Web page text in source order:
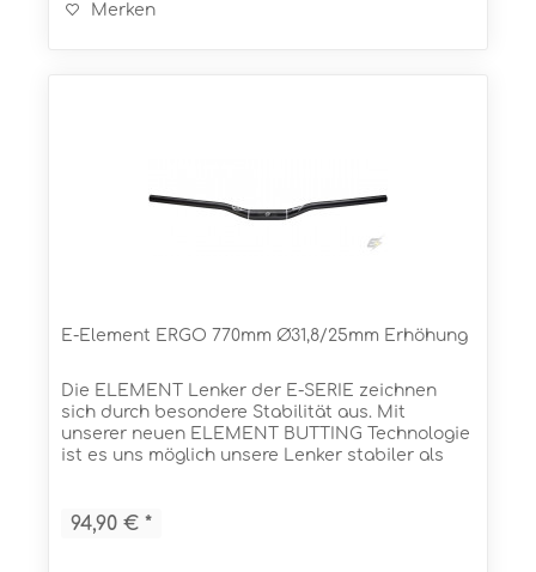
Merken
E-Element ERGO 770mm Ø31,8/25mm Erhöhung
Die ELEMENT Lenker der E-SERIE zeichnen
sich durch besondere Stabilität aus. Mit
unserer neuen ELEMENT BUTTING Technologie
ist es uns möglich unsere Lenker stabiler als
94,90 € *